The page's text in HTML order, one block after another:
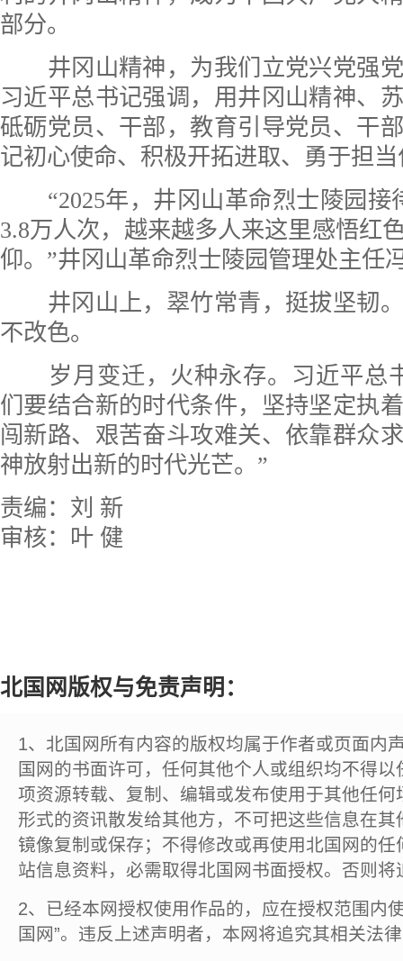
部分。
井冈山精神，为我们立党兴党强党
习近平总书记强调，用井冈山精神、
砥砺党员、干部，教育引导党员、干
记初心使命、积极开拓进取、勇于担
“2025年，井冈山革命烈士陵园接
3.8万人次，越来越多人来这里感悟红
仰。”井冈山革命烈士陵园管理处主任
井冈山上，翠竹常青，挺拔坚韧。
不改色。
岁月变迁，火种永存。习近平总
们要结合新的时代条件，坚持坚定执
闯新路、艰苦奋斗攻难关、依靠群众
神放射出新的时代光芒。”
责编：刘 新
审核：叶 健
北国网版权与免责声明：
1、北国网所有内容的版权均属于作者或页面内
国网的书面许可，任何其他个人或组织均不得
项资源转载、复制、编辑或发布使用于其他任
形式的资讯散发给其他方，不可把这些信息在
镜像复制或保存；不得修改或再使用北国网的
站信息资料，必需取得北国网书面授权。否则将
2、已经本网授权使用作品的，应在授权范围内
国网”。违反上述声明者，本网将追究其相关法